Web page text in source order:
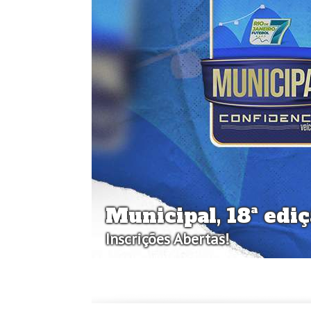
Municipal, 18ª
Inscrições Abertas!